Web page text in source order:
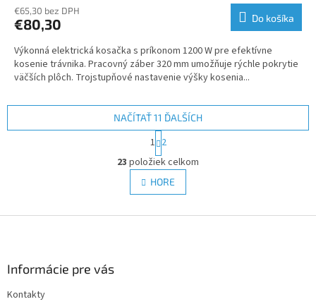
€65,30 bez DPH
€80,30 Do košíka
Výkonná elektrická kosačka s príkonom 1200 W pre efektívne
kosenie trávnika. Pracovný záber 320 mm umožňuje rýchle pokrytie
väčších plôch. Trojstupňové nastavenie výšky kosenia...
O
v
l
á
NAČÍTAŤ 11 ĎALŠÍCH
S
t
r
á
n
k
v
1 2
23 položiek celkom
HORE
Informácie pre vás
Kontakty